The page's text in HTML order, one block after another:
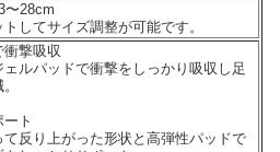
〜28cm
してサイズ調整が可能です。
衝撃吸収
ルパッドで衝撃をしっかり吸収し足
ト
反り上がった形状と高弾性パッドで